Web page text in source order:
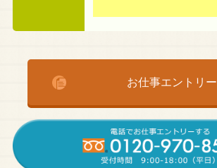
お仕事エントリー